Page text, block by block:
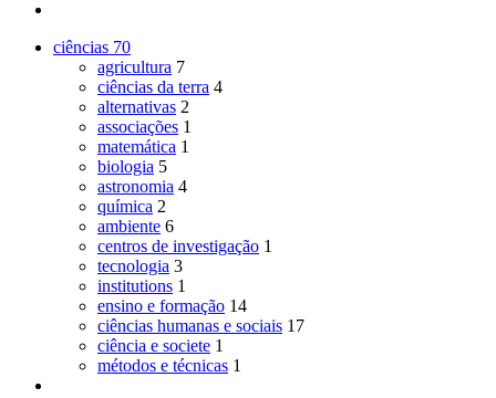
ciências 70
agricultura 7
ciências da terra 4
alternativas 2
associações 1
matemática 1
biologia 5
astronomia 4
química 2
ambiente 6
centros de investigação 1
tecnologia 3
institutions 1
ensino e formação 14
ciências humanas e sociais 17
ciência e societe 1
métodos e técnicas 1